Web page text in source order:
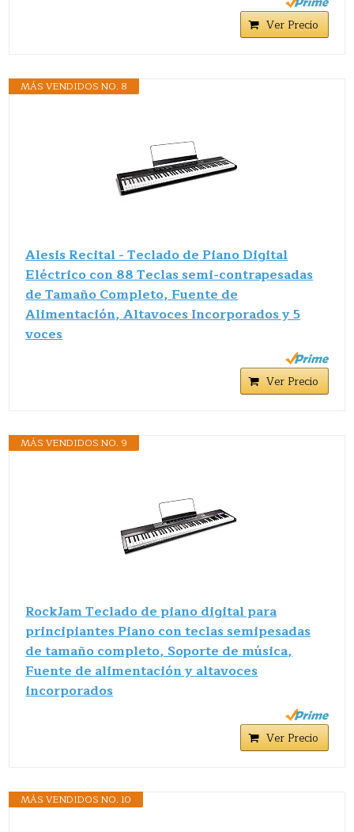
Ver Precio
MÁS VENDIDOS NO. 8
Alesis Recital - Teclado de Piano Digital
Eléctrico con 88 Teclas semi-contrapesadas
de Tamaño Completo, Fuente de
Alimentación, Altavoces Incorporados y 5
voces
Ver Precio
MÁS VENDIDOS NO. 9
RockJam Teclado de piano digital para
principiantes Piano con teclas semipesadas
de tamaño completo, Soporte de música,
Fuente de alimentación y altavoces
incorporados
Ver Precio
MÁS VENDIDOS NO. 10